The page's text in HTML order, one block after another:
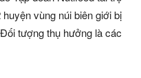
vùng núi biên giới bị
tượng thụ hưởng là các